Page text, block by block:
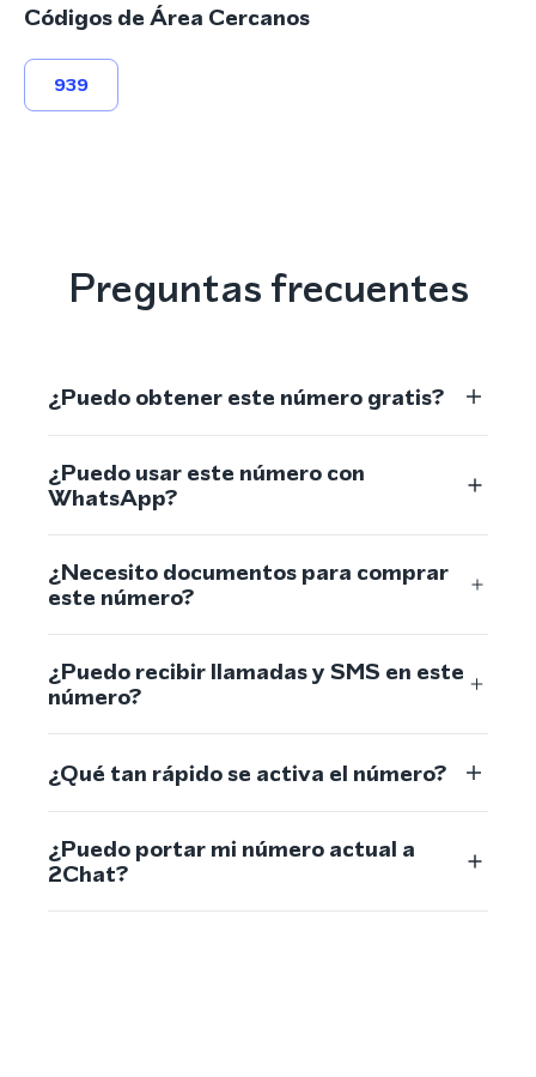
Códigos de Área Cercanos
939
Preguntas frecuentes
¿Puedo obtener este número gratis?
¿Puedo usar este número con
WhatsApp?
¿Necesito documentos para comprar
este número?
¿Puedo recibir llamadas y SMS en este
número?
¿Qué tan rápido se activa el número?
¿Puedo portar mi número actual a
2Chat?